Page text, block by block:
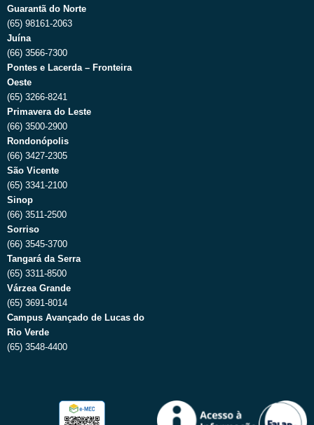
Guarantã do Norte
(65) 98161-2063
Juína
(66) 3566-7300
Pontes e Lacerda – Fronteira
Oeste
(65) 3266-8241
Primavera do Leste
(66) 3500-2900
Rondonópolis
(66) 3427-2305
São Vicente
(65) 3341-2100
Sinop
(66) 3511-2500
Sorriso
(66) 3545-3700
Tangará da Serra
(65) 3311-8500
Várzea Grande
(65) 3691-8014
Campus Avançado de Lucas do
Rio Verde
(65) 3548-4400